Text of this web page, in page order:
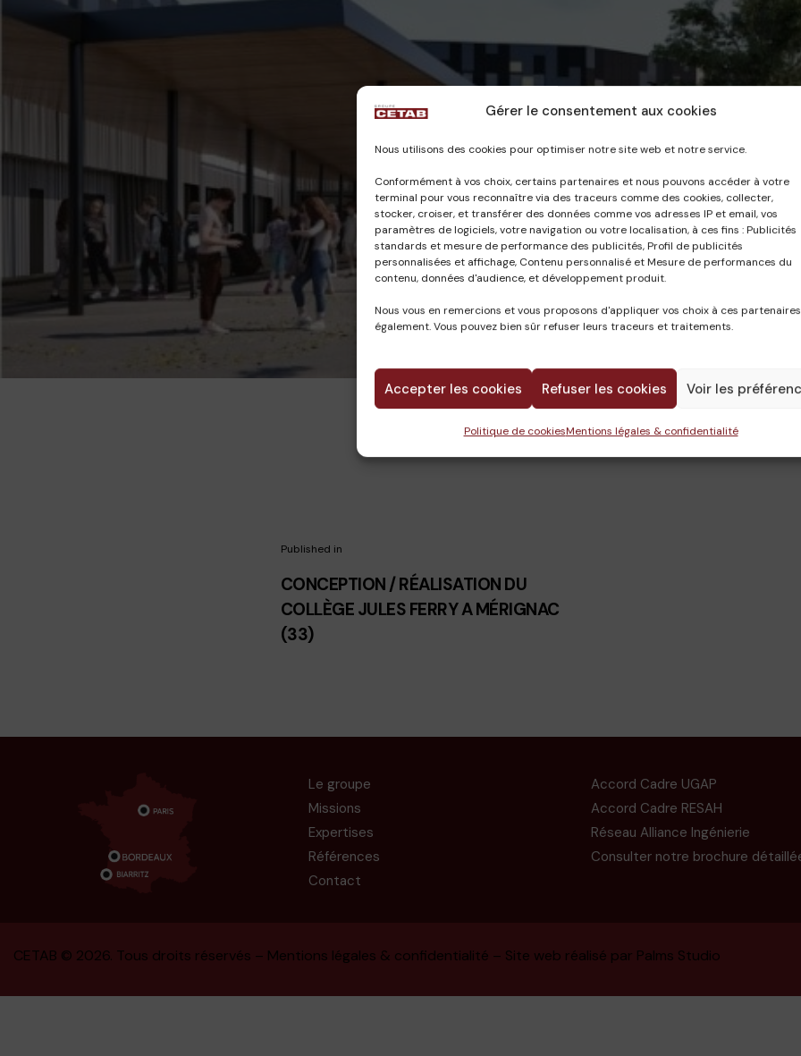
Gérer le consentement aux cookies
Nous utilisons des cookies pour optimiser notre site web et notre service.
Conformément à vos choix, certains partenaires et nous pouvons accéder à votre
terminal pour vous reconnaître via des traceurs comme des cookies, collecter,
stocker, croiser, et transférer des données comme vos adresses IP et email, vos
paramètres de logiciels, votre navigation ou votre localisation, à ces fins : Publicités
standards et mesure de performance des publicités, Profil de publicités
personnalisées et affichage, Contenu personnalisé et Mesure de performances du
contenu, données d'audience, et développement produit.
Nous vous en remercions et vous proposons d'appliquer vos choix à ces partenaires
également. Vous pouvez bien sûr refuser leurs traceurs et traitements.
Accepter les cookies Refuser les cookies Voir les
Politique de cookiesMentions légales & confidentialité
Published in
CONCEPTION / RÉALISATION DU
COLLÈGE JULES FERRY A MÉRIGNAC
(33)
Le groupe
Missions
Expertises
Références
Contact
Accord Cadre UGAP
Accord Cadre RESAH
Réseau Alliance Ingénierie
Consulter notre brochure
CETAB © 2026. Tous droits réservés – Mentions légales & confidentialité – Site web réalisé par Palms Studio